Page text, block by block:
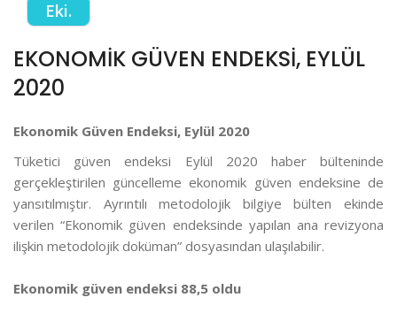
Eki.
EKONOMİK GÜVEN ENDEKSİ, EYLÜL
2020
Ekonomik Güven Endeksi, Eylül 2020
Tüketici güven endeksi Eylül 2020 haber bülteninde
gerçekleştirilen güncelleme ekonomik güven endeksine de
yansıtılmıştır. Ayrıntılı metodolojik bilgiye bülten ekinde
verilen “Ekonomik güven endeksinde yapılan ana revizyona
ilişkin metodolojik doküman” dosyasından ulaşılabilir.
Ekonomik güven endeksi 88,5 oldu